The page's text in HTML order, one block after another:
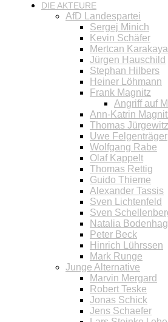
DIE AKTEURE
AfD Landespartei
Sergej Minich
Kevin Schäfer
Mertcan Karakaya
Jürgen Hauschild
Stephan Hilbers
Heiner Löhmann
Frank Magnitz
Angriff auf
Ann-Katrin
Thomas Jürgewitz
Uwe Felgenträger
Wolfgang Rabe
Olaf Kappelt
Thomas Rettig
Guido Thieme
Alexander Tassis
Sven Lichtenfeld
Sven
Natalia
Peter Beck
Hinrich Lührssen
Mark Runge
Junge Alternative
Marvin Mergard
Robert Teske
Jonas Schick
Jens Schaefer